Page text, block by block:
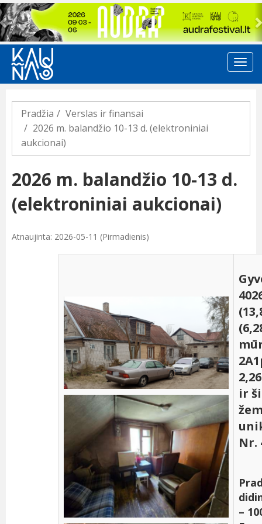
Previous
Pradžia
Verslas ir finansai
2026 m. balandžio 10-13 d. (elektroniniai
aukcionai)
2026 m. balandžio 10-13 d.
(elektroniniai aukcionai)
Atnaujinta: 2026-05-11 (Pirmadienis)
ir
Nr.
–